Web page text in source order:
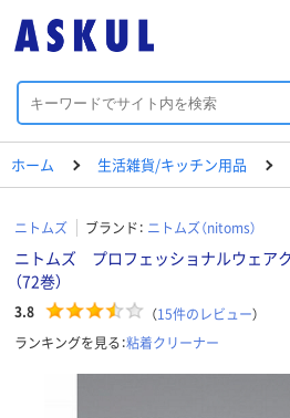
ホーム 生活雑貨/キッチン用品
ニトムズ ブランド： ニトムズ（nitoms）
ニトムズ プロフェッショナルウェア
（72巻）
3.8 （15件のレビュー）
ランキングを見る：粘着クリーナー